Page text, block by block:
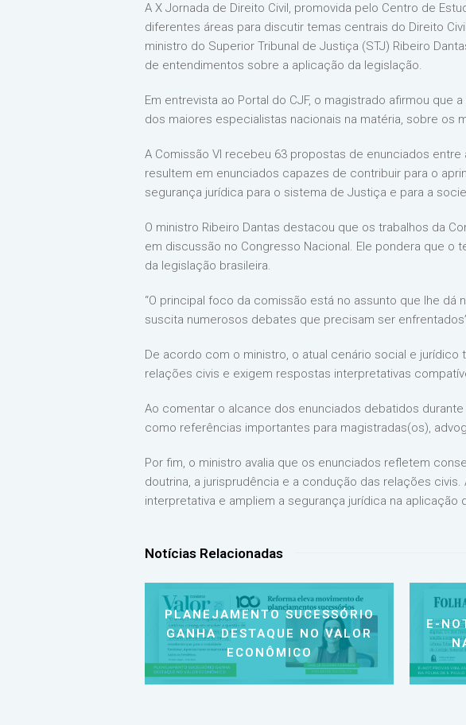
A X Jornada de Direito Civil, promovida pelo Centro de
diferentes áreas para discutir temas centrais do Direito
ministro do Superior Tribunal de Justiça (STJ) Ribeiro
de entendimentos sobre a aplicação da legislação.
Em entrevista ao Portal do CJF, o magistrado afirmou
dos maiores especialistas nacionais na matéria, sobre os
A Comissão VI recebeu 63 propostas de enunciados
resultem em enunciados capazes de contribuir para o
segurança jurídica para o sistema de Justiça e para a
O ministro Ribeiro Dantas destacou que os trabalhos da
em discussão no Congresso Nacional. Ele pondera que
da legislação brasileira.
“O principal foco da comissão está no assunto que lhe
suscita numerosos debates que precisam ser
De acordo com o ministro, o atual cenário social e
relações civis e exigem respostas interpretativas
Ao comentar o alcance dos enunciados debatidos
como referências importantes para magistradas(os),
Por fim, o ministro avalia que os enunciados refletem
doutrina, a jurisprudência e a condução das relações
interpretativa e ampliem a segurança jurídica na aplicação
Notícias Relacionadas
PLANEJAMENTO SUCESSÓRIO
GANHA DESTAQUE NO VALOR
ECONÔMICO
E-